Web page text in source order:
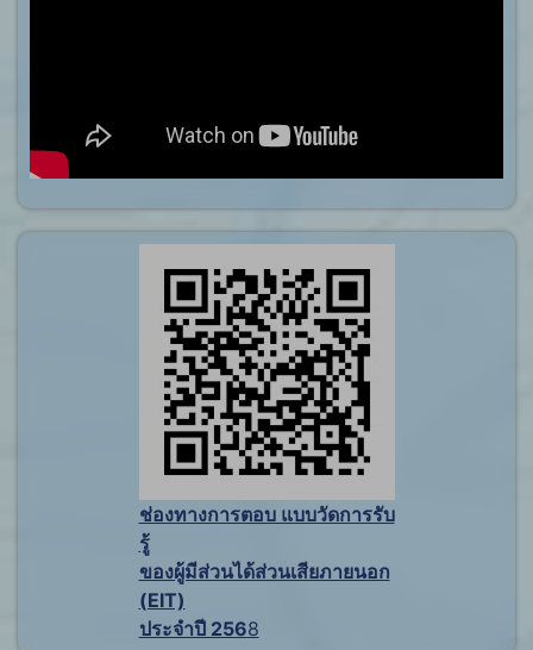
ช่องทางการตอบ แบบวัดการรับ
รู้
ของผู้มีส่วนได้ส่วนเสียภายนอก
(EIT)
ประจำปี 2568